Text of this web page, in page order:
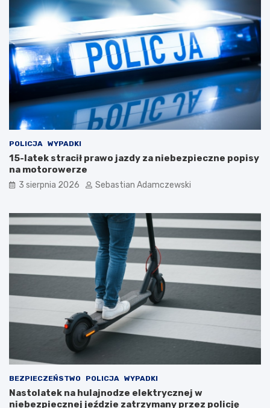
POLICJA WYPADKI
15-latek stracił prawo jazdy za niebezpieczne popisy
na motorowerze
3 sierpnia 2026 Sebastian Adamczewski
BEZPIECZEŃSTWO POLICJA WYPADKI
Nastolatek na hulajnodze elektrycznej w
niebezpiecznej jeździe zatrzymany przez policję